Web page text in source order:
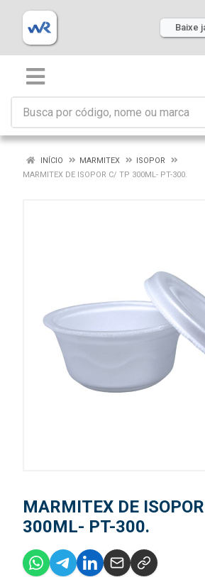
Baixe
INÍCIO MARMITEX
ISOPOR
MARMITEX DE ISOPOR C/ TP 300ML- PT-300.
MARMITEX DE
300ML- PT-300.